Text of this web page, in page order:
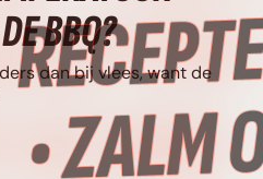
BBQ
BBQ?
dan bij vlees, want de